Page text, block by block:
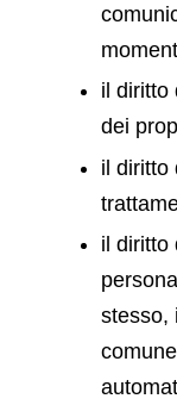
il diritto
dei
il diritto
il diritto
stesso,